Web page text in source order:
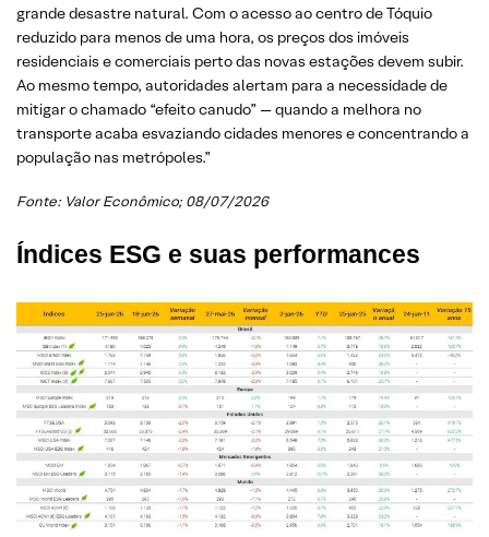
grande desastre natural. Com o acesso ao centro de Tóquio
reduzido para menos de uma hora, os preços dos imóveis
residenciais e comerciais perto das novas estações devem subir.
Ao mesmo tempo, autoridades alertam para a necessidade de
mitigar o chamado “efeito canudo” — quando a melhora no
transporte acaba esvaziando cidades menores e concentrando a
população nas metrópoles.”
Fonte: Valor Econômico; 08/07/2026
Índices ESG e suas performances